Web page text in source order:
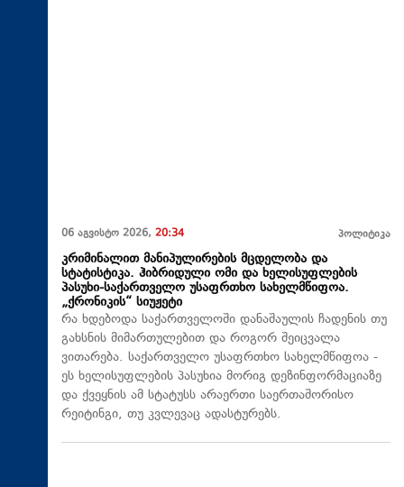
06 აგვისტო 2026, 20:34 პოლიტიკა
კრიმინალით მანიპულირების მცდელობა და
სტატისტიკა. ჰიბრიდული ომი და ხელისუფლების
პასუხი-საქართველო უსაფრთხო სახელმწიფოა.
„ქრონიკის“ სიუჟეტი
რა ხდებოდა საქართველოში დანაშაულის ჩადენის თუ
გახსნის მიმართულებით და როგორ შეიცვალა
ვითარება. საქართველო უსაფრთხო სახელმწიფოა -
ეს ხელისუფლების პასუხია მორიგ დეზინფორმაციაზე
და ქვეყნის ამ სტატუსს არაერთი საერთაშორისო
რეიტინგი, თუ კვლევაც ადასტურებს.